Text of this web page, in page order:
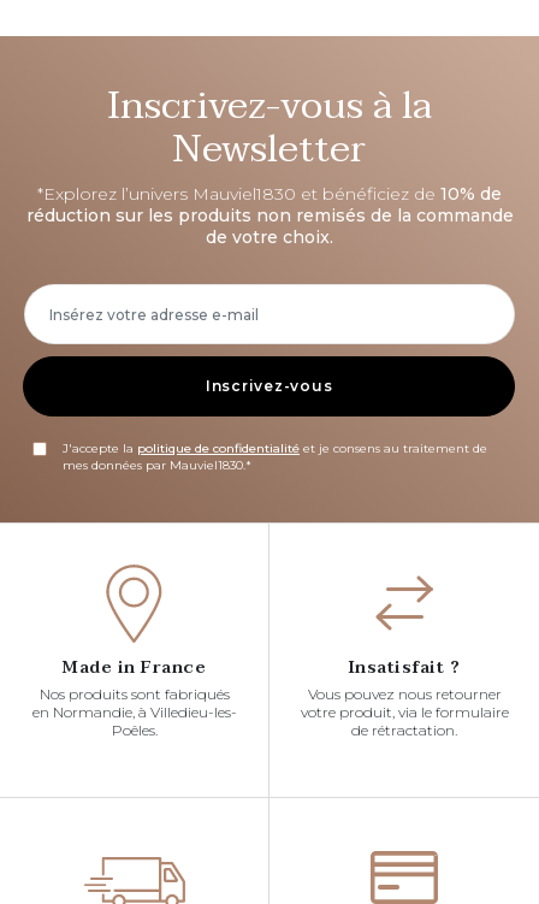
Inscrivez-vous à la
Newsletter
*Explorez l’univers Mauviel1830 et bénéficiez de 10% de
réduction sur les produits non remisés de la commande
de votre choix.
Inscrivez-vous
J'accepte la politique de confidentialité et je consens au traitement de
mes données par Mauviel1830.*
Made in France
Nos produits sont fabriqués
en Normandie, à Villedieu-les-
Poêles.
Insatisfait ?
Vous pouvez nous retourner
votre produit, via le formulaire
de rétractation.